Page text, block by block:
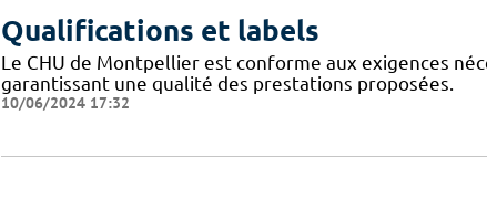
Qualifications et labels
Le CHU de Montpellier est conforme aux exigences
garantissant une qualité des prestations proposées.
10/06/2024 17:32